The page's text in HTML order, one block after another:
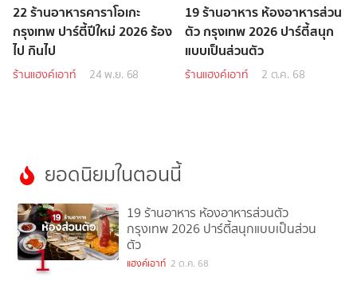
22 ร้านอาหารคาราโอเกะ
กรุงเทพ ปาร์ตี้ปีใหม่ 2026 ร้อง
ไป กินไป
ร้านแฮงค์เอาท์ 24 พ.ย. 68
19 ร้านอาหาร ห้องอาหารส่วน
ตัว กรุงเทพ 2026 ปาร์ตี้สนุก
แบบเป็นส่วนตัว
ร้านแฮงค์เอาท์ 2 ต.ค. 68
ยอดนิยมในตอนนี้
1
19 ร้านอาหาร ห้องอาหารส่วนตัว
กรุงเทพ 2026 ปาร์ตี้สนุกแบบเป็นส่วน
ตัว
แฮงค์เอาท์ 2 ต.ค. 68